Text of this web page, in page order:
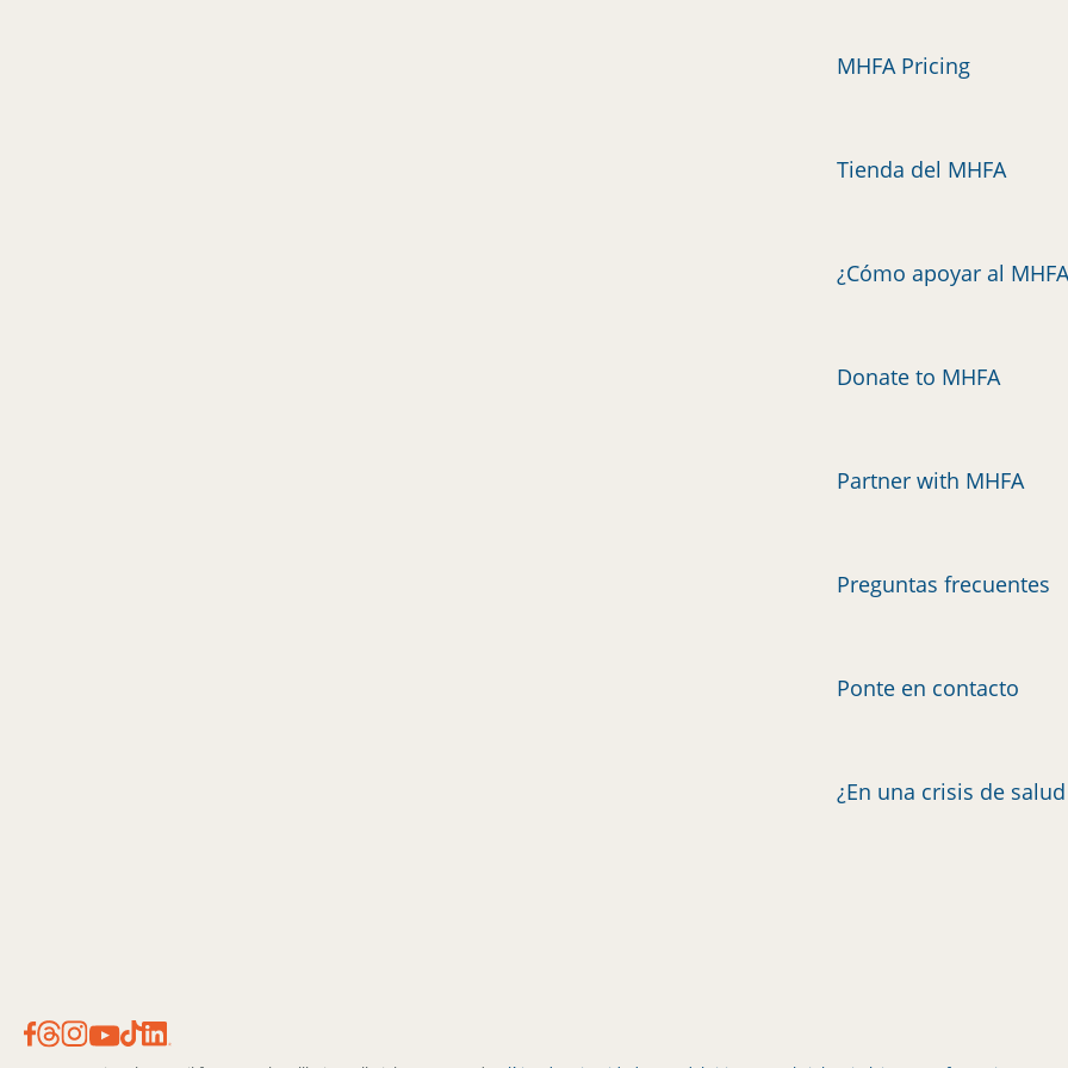
MHFA Pricing
Tienda del MHFA
¿Cómo apoyar al
Donate to MHFA
Partner with MHFA
Preguntas frecuentes
Ponte en contacto
¿En una crisis de